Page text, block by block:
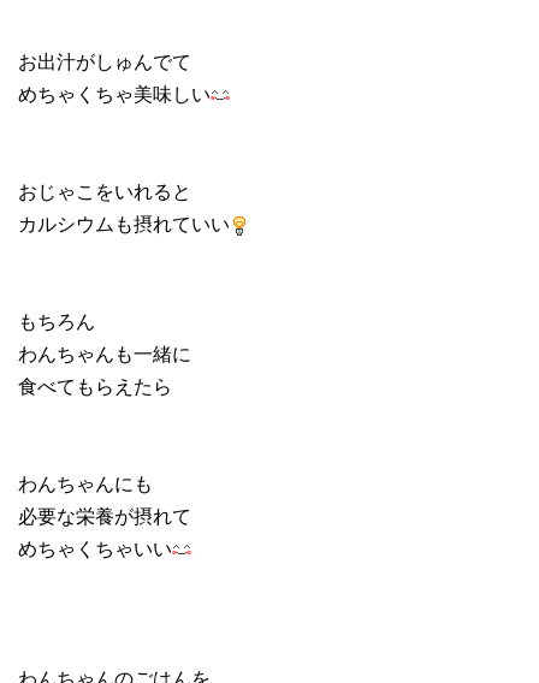
お出汁がしゅんでて
めちゃくちゃ美味しい
おじゃこをいれると
カルシウムも摂れていい
もちろん
わんちゃんも一緒に
食べてもらえたら
わんちゃんにも
必要な栄養が摂れて
めちゃくちゃいい
わんちゃんのごはんを